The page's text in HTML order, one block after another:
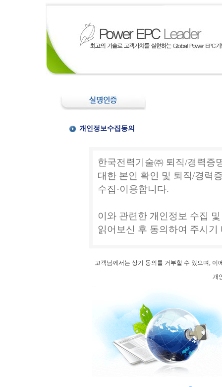
개인정보수집동의
고객님께서는 상기 동의를 거부할 수 있으며,
개